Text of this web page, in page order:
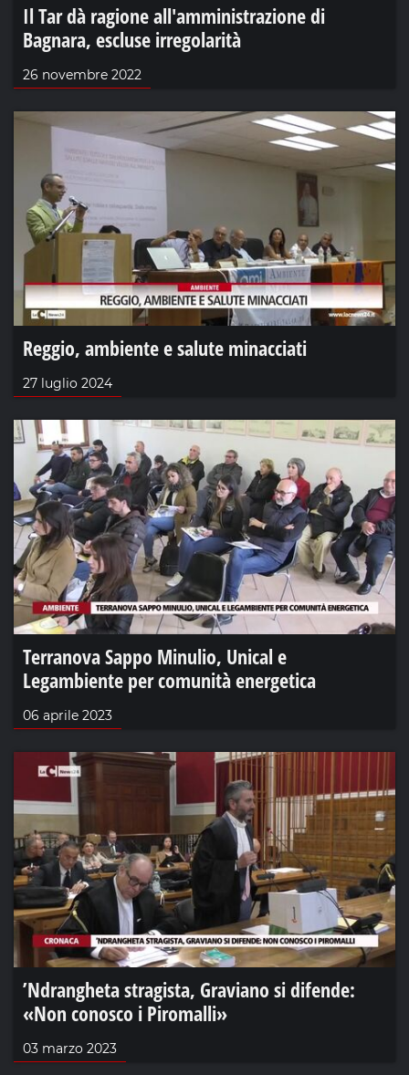
Il Tar dà ragione all'amministrazione di
Bagnara, escluse irregolarità
26 novembre 2022
Reggio, ambiente e salute minacciati
27 luglio 2024
Terranova Sappo Minulio, Unical e
Legambiente per comunità energetica
06 aprile 2023
’Ndrangheta stragista, Graviano si difende:
«Non conosco i Piromalli»
03 marzo 2023